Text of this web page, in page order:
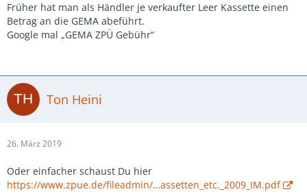
Früher hat man als Händler je verkaufter Leer Kassette einen
Betrag an die GEMA abeführt.
Google mal „GEMA ZPÜ Gebühr“
Ton Heini
26. März 2019
Oder einfacher schaust Du hier
https://www.zpue.de/fileadmin/…assetten_etc._2009_IM.pdf